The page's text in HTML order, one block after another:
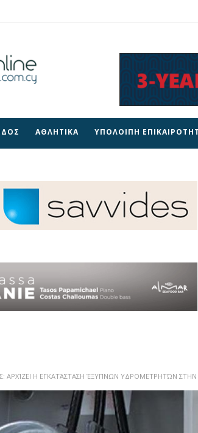
ΑΘΛΗΤΙΚΑ ΥΠΟΛΟΙΠΗ
ΑΡΧΊΖΕΙ Η ΕΓΚΑΤΆΣΤΑΣΗ ΈΞΥΠΝΩΝ ΥΔΡΟΜΕΤΡΗΤΏΝ ΣΤΗΝ